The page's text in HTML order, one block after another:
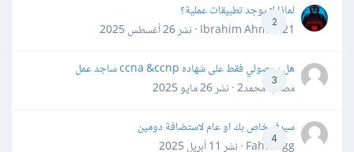
2
لماذا لا يوجد تطبيقات عملية؟
Ibrahim Ahmed21 · نشر
26 أغسطس 2025
3
هل بحصولي فقط على شهاده ccna &ccnp ساجد عمل
مصعب محمد2 · نشر
26 مايو 2025
4
سيرفر خاص بك او عام لاستضافة دومين
Fahd Ggg · نشر
11 أبريل 2025